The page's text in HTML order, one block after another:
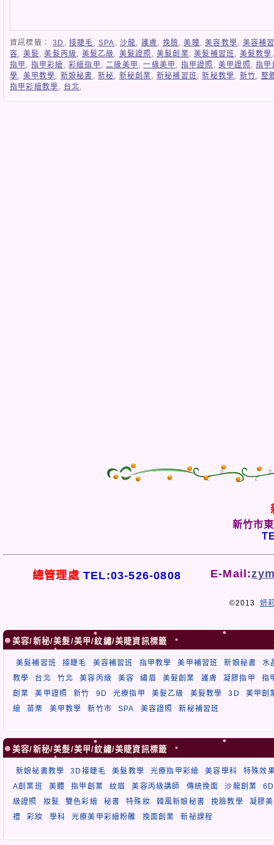
資訊標籤： 3D ,接睫毛 ,SPA ,沙龍, 護膚 , 挽臉,美瞳,美容教學, 美容補
容, 美髮,美髮丙級 , 美髮乙級 , 美髮證照 ,美髮創業,美髮補習班 , 美髮教學
指甲 , 指甲彩繪 ,彩繪指甲 ,二級美甲 ,一級美甲 , 指甲證照 , 美甲證照 ,指甲
學, 美甲教學, 新娘秘書 ,新秘, 新秘創業 ,新秘補習班 ,新秘教學, 新竹, 整
指甲彩繪教學, 台北,
新竹市
總管理處 TEL:03-526-0808 E-Mail:
©2013 妍
美容/新秘/美髮/美甲/紋繡/美睫資訊標籤
美髮補習班 接睫毛 美容補習班 指甲教學 美甲補習班 新娘秘書
水
教學
台北 竹北 美容丙級 美容 繡眉 美髮創業 護膚 凝膠指甲
指
創業
美甲證照 新竹 9D 光療指甲 美髮乙級 美髮教學 3D
美甲創
繪
苗栗 美甲教學 新竹市 SPA 美容證照 新秘補習班
美容/新秘/美髮/美甲/紋繡/美睫資訊標籤
新娘祕書教學 3D接睫毛 美髮教學 光療指甲彩繪 美容學科
特殊效
A創業班
美體 指甲創業 紋眉 美容丙級講師 傳統挽面 沙龍創業
級證照
妝髮 雙色彩繪 秘書 特殊妝 韓風新娘秘書 挽臉教學
凝膠
禮
彩妝 學科 光療美甲彩繪粉雕 挽面創業 新祕課程